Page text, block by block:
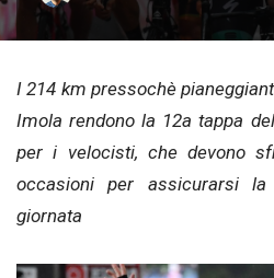
I 214 km pressochè
Imola rendono la 12a tappa
per i velocisti, che devono
occasioni per assicurarsi
giornata